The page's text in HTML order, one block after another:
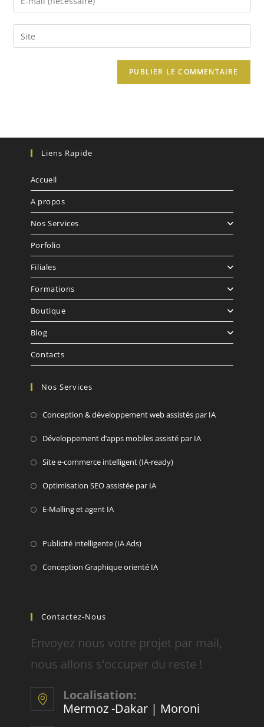
Liens Rapide
Accueil
A propos
Nos Services
Porfolio
Filiales
Formations
Boutique
Blog
Contacts
Nos Services
Conception & développement web assistés par IA
Développement d’apps mobiles assisté par IA
Site e-commerce intelligent (IA-ready)
Optimisation SEO assistée par IA
E-Malling et agent IA
Publicité intelligente (IA Ads)
Conception Graphique orienté IA
Contactez-Nous
Envoyez nous votre projet par mail,
nous allons s'occuper du reste !
Localisation:
Mermoz -Dakar | Moroni